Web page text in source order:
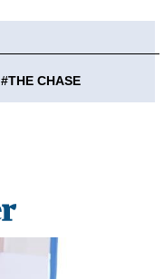
#THE CHASE